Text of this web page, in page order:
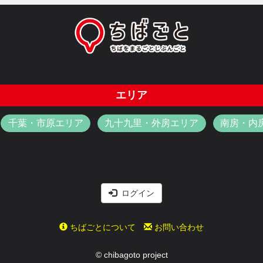
エリア
千葉・市原エリア 九十九里・外房エリア 南房・内
ログイン
ちばごとについて お問い合わせ
© chibagoto project